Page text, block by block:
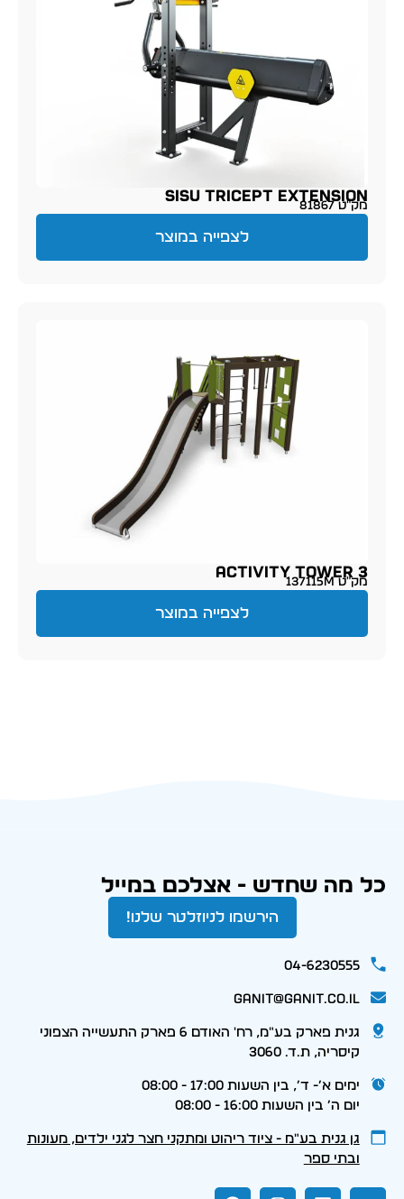
SISU Tricept Extension
מק״ט 81867
לצפייה במוצר
Activity Tower 3
מק״ט 137115M
לצפייה במוצר
כל מה שחדש - אצלכם במייל
הירשמו לניוזלטר שלנו!
04-6230555
ganit@ganit.co.il
גנית פארק בע"מ, רח' האודם 6 פארק התעשייה הצפוני
קיסריה, ת.ד. 3060
ימים א׳- ד׳, בין השעות 17:00 - 08:00
יום ה׳ בין השעות 16:00 - 08:00
גן גנית בע״מ - ציוד ריהוט ומתקני חצר לגני ילדים, מעונות
ובתי ספר